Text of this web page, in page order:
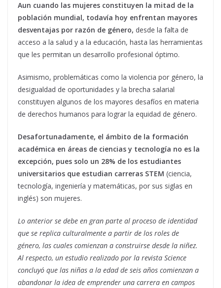
Aun cuando las mujeres constituyen la mitad de la
población mundial, todavía hoy enfrentan mayores
desventajas por razón de género, desde la falta de
acceso a la salud y a la educación, hasta las herramientas
que les permitan un desarrollo profesional óptimo.
Asimismo, problemáticas como la violencia por género, la
desigualdad de oportunidades y la brecha salarial
constituyen algunos de los mayores desafíos en materia
de derechos humanos para lograr la equidad de género.
Desafortunadamente, el ámbito de la formación
académica en áreas de ciencias y tecnología no es la
excepción, pues solo un 28% de los estudiantes
universitarios que estudian carreras STEM (ciencia,
tecnología, ingeniería y matemáticas, por sus siglas en
inglés) son mujeres.
Lo anterior se debe en gran parte al proceso de identidad
que se replica culturalmente a partir de los roles de
género, las cuales comienzan a construirse desde la niñez.
Al respecto, un estudio realizado por la revista Science
concluyó que las niñas a la edad de seis años comienzan a
abandonar la idea de emprender una carrera en campos